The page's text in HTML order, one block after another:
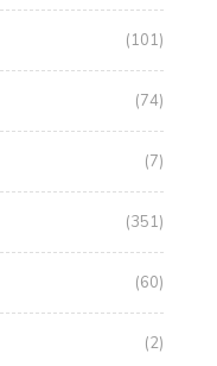
(101)
(74)
(7)
(351)
(60)
(2)